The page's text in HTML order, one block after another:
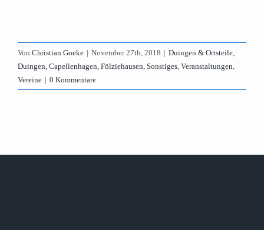
Von Christian Goeke | November 27th, 2018 | Duingen & Ortsteile,
Duingen, Capellenhagen, Fölziehausen, Sonstiges, Veranstaltungen,
Vereine | 0 Kommentare